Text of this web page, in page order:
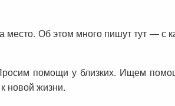
Об этом много пишут тут — с
помощи у близких. Ищем
новой жизни.